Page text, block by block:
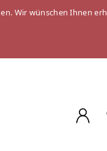
Wir wünschen Ihnen